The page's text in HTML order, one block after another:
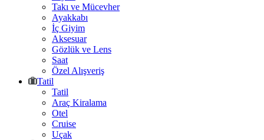
Takı ve Mücevher
Ayakkabı
İç Giyim
Aksesuar
Gözlük ve Lens
Saat
Özel Alışveriş
Tatil
Tatil
Araç Kiralama
Otel
Cruise
Uçak